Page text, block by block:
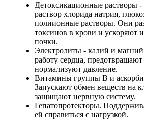
Детоксикационные растворы -
раствор хлорида натрия,
полиионные растворы. Они
токсинов в крови и ускоряют
почки.
Электролиты - калий и
работу сердца,
нормализуют давление.
Витамины группы B и
Запускают обмен веществ на
защищают нервную систему.
Гепатопротекторы.
ей справиться с нагрузкой.